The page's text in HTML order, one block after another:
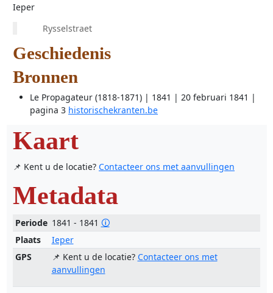
Ieper
Rysselstraet
Geschiedenis
Bronnen
Le Propagateur (1818-1871) | 1841 | 20 februari 1841 |
pagina 3 historischekranten.be
Kaart
📌 Kent u de locatie? Contacteer ons met aanvullingen
Metadata
Periode 1841 - 1841 🛈
Plaats
Ieper
GPS
📌 Kent u de locatie? Contacteer ons met
aanvullingen